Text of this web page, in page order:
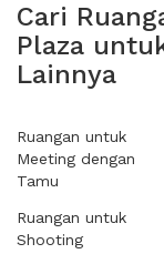
Cari
Plaza
Lainnya
Ruangan untuk
Meeting dengan
Tamu
Ruangan untuk
Shooting